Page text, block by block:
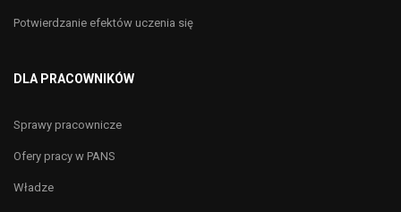
Potwierdzanie efektów uczenia się
DLA PRACOWNIKÓW
Sprawy pracownicze
Ofery pracy w PANS
Władze